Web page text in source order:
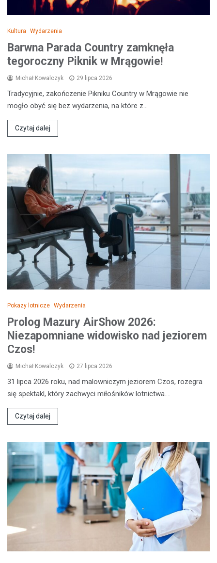
Kultura Wydarzenia
Barwna Parada Country zamknęła
tegoroczny Piknik w Mrągowie!
Michał Kowalczyk 29 lipca 2026
Tradycyjnie, zakończenie Pikniku Country w Mrągowie nie
mogło obyć się bez wydarzenia, na które z…
Czytaj dalej
Pokazy lotnicze Wydarzenia
Prolog Mazury AirShow 2026:
Niezapomniane widowisko nad jeziorem
Czos!
Michał Kowalczyk 27 lipca 2026
31 lipca 2026 roku, nad malowniczym jeziorem Czos, rozegra
się spektakl, który zachwyci miłośników lotnictwa.…
Czytaj dalej